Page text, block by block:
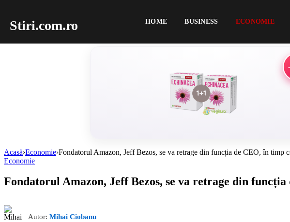
Stiri.com.ro HOME BUSINESS ECONOMIE
Acasă›Economie›Fondatorul Amazon, Jeff Bezos, se va retrage din funcția de CEO, în timp
Economie
Fondatorul Amazon, Jeff Bezos, se va retrage din
Autor: Mihai Ciobanu